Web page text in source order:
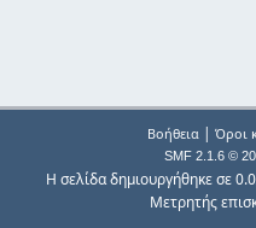
Βοήθεια| Όροι
SMF 2.1.6 ©
Η σελίδα δημιουργήθηκε σε
Μετρητής